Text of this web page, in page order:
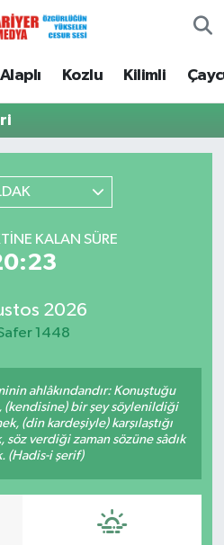
Alaplı Kozlu Kilimli
KALAN SÜRE
2026
1448
ahlâkındandır: Konuştuğu
(kendisine) bir şey söylenildiği
(din kardeşiyle) karşılaştığı
verdiği zaman sözüne sâdık
(Hadis-i şerif)
Eczaneler
Haritası